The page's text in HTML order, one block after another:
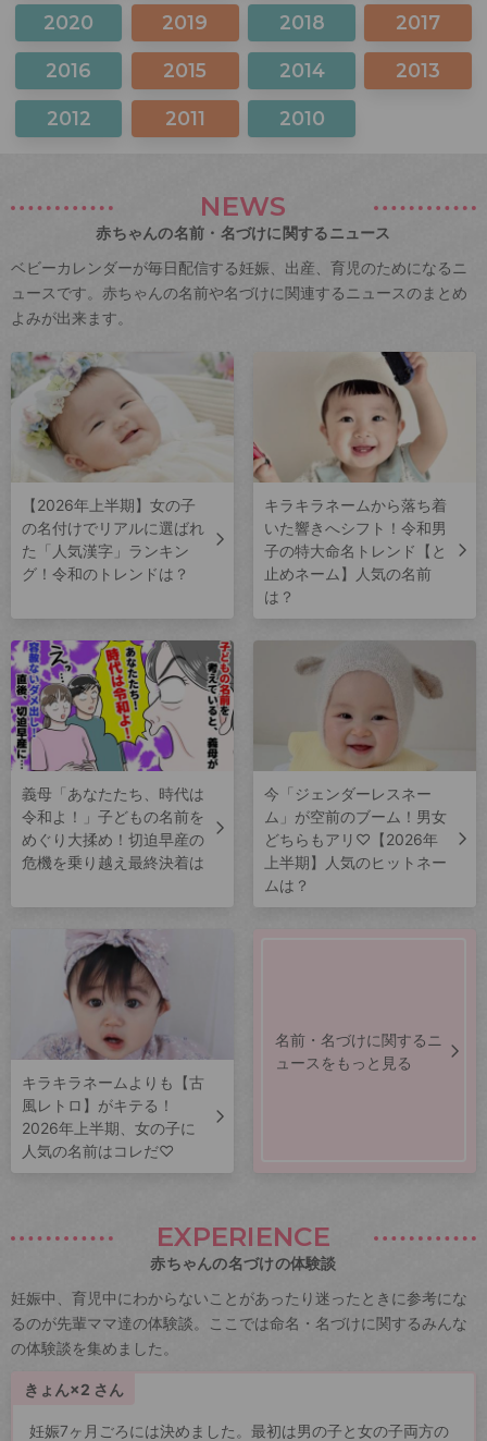
2020 2019 2018 2017
2016 2015 2014 2013
2012 2011 2010
NEWS
赤ちゃんの名前・名づけに関するニュース
ベビーカレンダーが毎日配信する妊娠、出産、育児のためになるニ
ュースです。赤ちゃんの名前や名づけに関連するニュースのまとめ
よみが出来ます。
【2026年上半期】女の子
の名付けでリアルに選ばれ
た「人気漢字」ランキン
グ！令和のトレンドは？
キラキラネームから落ち着
いた響きへシフト！令和男
子の特大命名トレンド【と
止めネーム】人気の名前
は？
義母「あなたたち、時代は
令和よ！」子どもの名前を
めぐり大揉め！切迫早産の
危機を乗り越え最終決着は
今「ジェンダーレスネー
ム」が空前のブーム！男女
どちらもアリ♡【2026年
上半期】人気のヒットネー
ムは？
キラキラネームよりも【古
風レトロ】がキテる！
2026年上半期、女の子に
人気の名前はコレだ♡
名前・名づけに関するニ
ュースをもっと見る
EXPERIENCE
赤ちゃんの名づけの体験談
妊娠中、育児中にわからないことがあったり迷ったときに参考にな
るのが先輩ママ達の体験談。ここでは命名・名づけに関するみんな
の体験談を集めました。
きょん×2 さん
妊娠7ヶ月ごろには決めました。最初は男の子と女の子両方の